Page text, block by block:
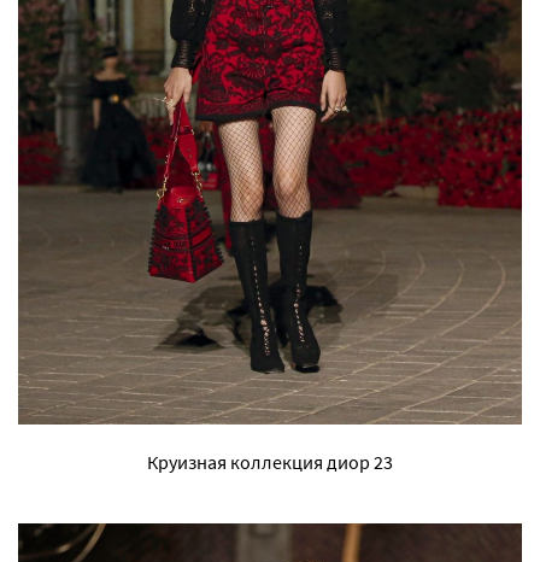
Круизная коллекция диор 23